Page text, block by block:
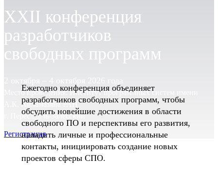
ХXII конференция
разработчиков
свободных программ
Место проведения:Институт программных систем имени
А.К. Айламазяна РАН
г. Переславль-Залесский
Регистрация
Ежегодно конференция объединяет
разработчиков свободных программ, чтобы
обсудить новейшие достижения в области
свободного ПО и перспективы его развития,
наладить личные и профессиональные
контакты, инициировать создание новых
проектов сферы СПО.